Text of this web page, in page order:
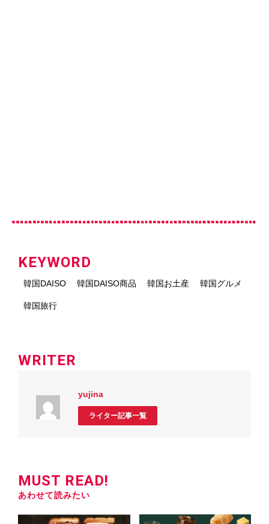
KEYWORD
韓国DAISO 韓国DAISO商品 韓国お土産 韓国グルメ
韓国旅行
WRITER
yujina
ライター記事一覧
MUST READ!
あわせて読みたい